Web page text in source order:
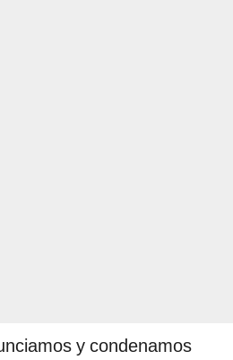
y condenamos